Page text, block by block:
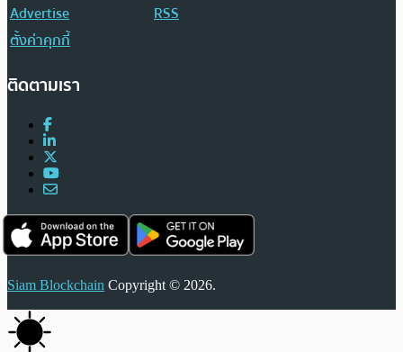
Advertise
RSS
ตั้งค่าคุกกี้
ติดตามเรา
Siam Blockchain Copyright © 2026.